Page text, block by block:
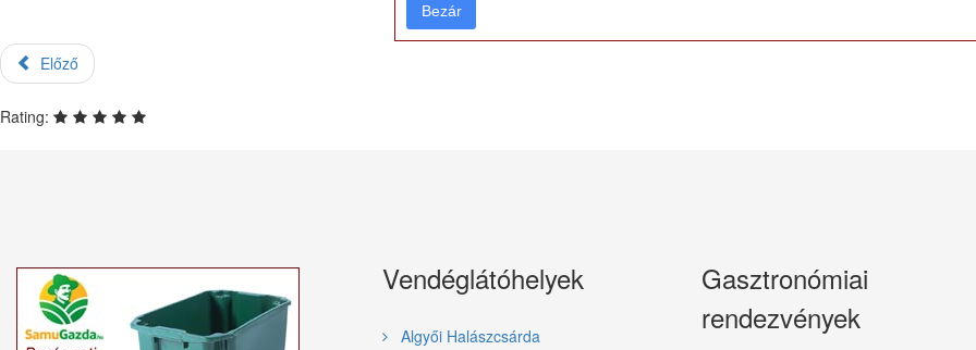
Előző
Rating:
Vendéglátóhelyek
Algyői Halászcsárda
Gasztronómiai
rendezvények
Bezár
Bezár